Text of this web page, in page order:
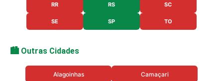
RR RS SC
SE SP TO
🏙️ Outras Cidades
Alagoinhas Camaçari